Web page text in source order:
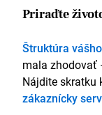
Priraďte
Štruktúra
mala zhodovať
Nájdite skratku
zákaznícky